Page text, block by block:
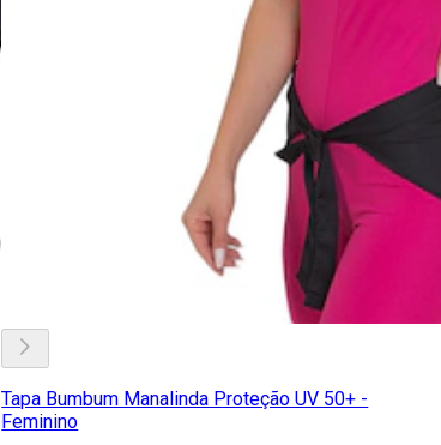
Tapa Bumbum Manalinda Proteção UV 50+ -
Feminino